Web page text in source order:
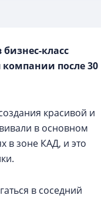
класс
после 30
красивой и
в основном
в зоне КАД, и это
в соседний